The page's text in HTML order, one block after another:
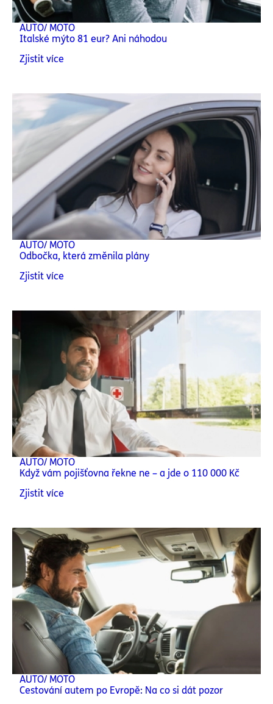
AUTO/ MOTO
Italské mýto 81 eur? Ani náhodou
Zjistit více
AUTO/ MOTO
Odbočka, která změnila plány
Zjistit více
AUTO/ MOTO
Když vám pojišťovna řekne ne – a jde o 110 000 Kč
Zjistit více
AUTO/ MOTO
Cestování autem po Evropě: Na co si dát pozor